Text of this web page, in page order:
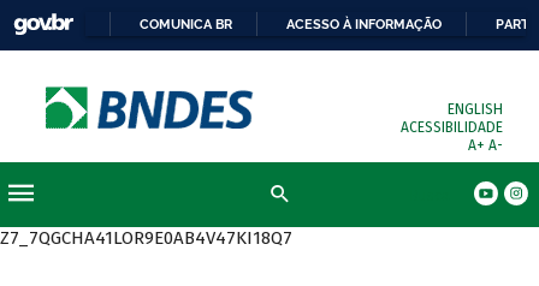
COMUNICA BR ACESSO À INFORMAÇÃO
ENGLISH
ACESSIBILIDADE
A+ A-
Z7_7QGCHA41LOR9E0AB4V47KI18Q7